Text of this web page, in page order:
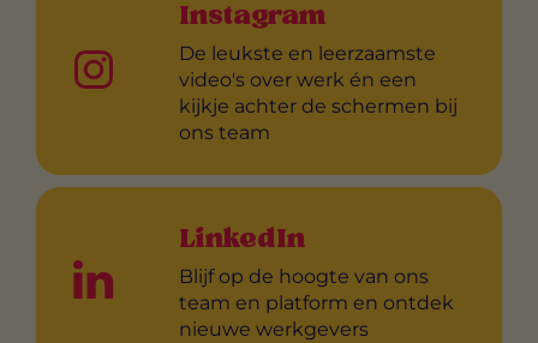
Instagram
De leukste en leerzaamste
video's over werk én een
kijkje achter de schermen bij
ons team
LinkedIn
Blijf op de hoogte van ons
team en platform en ontdek
nieuwe werkgevers